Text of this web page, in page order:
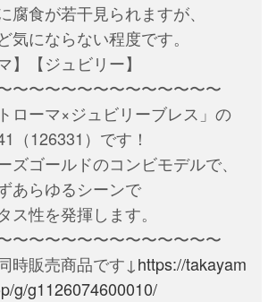
腐食が若干見られますが、
気にならない程度です。
】【ジュビリー】
〜〜〜〜〜〜〜〜〜〜〜〜〜
ローマ×ジュビリーブレス」の
（126331）です！
ズゴールドのコンビモデルで、
あらゆるシーンで
ス性を発揮します。
〜〜〜〜〜〜〜〜〜〜〜〜〜
時販売商品です↓https://takayam
g/g1126074600010/